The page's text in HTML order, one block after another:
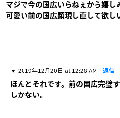
マジで今の国広いらねぇから嬉し
可愛い前の国広顕現し直して欲し
2019年12月20日 at 12:28 AM 返信
ほんとそれです。前の国広完璧
しかない。